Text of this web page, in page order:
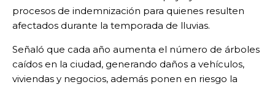
procesos de indemnización para quienes resulten
afectados durante la temporada de lluvias.
Señaló que cada año aumenta el número de árboles
caídos en la ciudad, generando daños a vehículos,
viviendas y negocios, además ponen en riesgo la